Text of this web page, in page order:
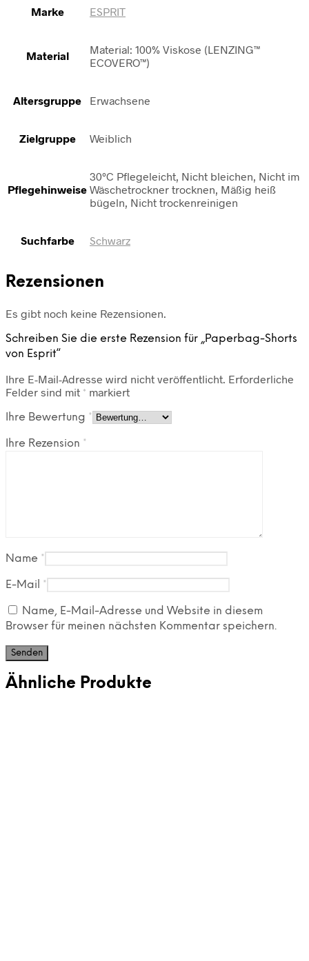
Marke ESPRIT
Material
Material: 100% Viskose (LENZING™
ECOVERO™)
Altersgruppe Erwachsene
Zielgruppe Weiblich
Pflegehinweise
30°C Pflegeleicht, Nicht bleichen, Nicht im
Wäschetrockner trocknen, Mäßig heiß
bügeln, Nicht trockenreinigen
Suchfarbe Schwarz
Rezensionen
Es gibt noch keine Rezensionen.
Schreiben Sie die erste Rezension für „Paperbag-Shorts
von Esprit“
Ihre E-Mail-Adresse wird nicht veröffentlicht. Erforderliche
Felder sind mit * markiert
Ihre Bewertung *
Ihre Rezension *
Name *
E-Mail *
Name, E-Mail-Adresse und Website in diesem
Browser für meinen nächsten Kommentar speichern.
Ähnliche Produkte